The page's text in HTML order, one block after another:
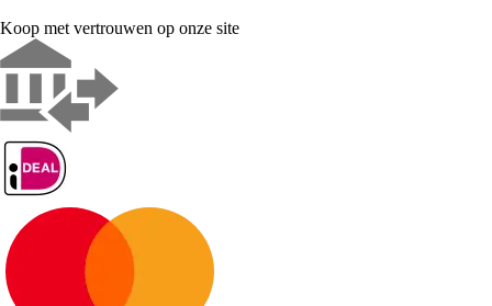
Koop met vertrouwen op onze site